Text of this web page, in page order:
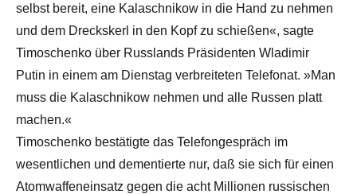
selbst bereit, eine Kalaschnikow in die Hand zu nehmen
und dem Dreckskerl in den Kopf zu schießen«, sagte
Timoschenko über Russlands Präsidenten Wladimir
Putin in einem am Dienstag verbreiteten Telefonat. »Man
muss die Kalaschnikow nehmen und alle Russen platt
machen.«
Timoschenko bestätigte das Telefongespräch im
wesentlichen und dementierte nur, daß sie sich für einen
Atomwaffeneinsatz gegen die acht Millionen russischen